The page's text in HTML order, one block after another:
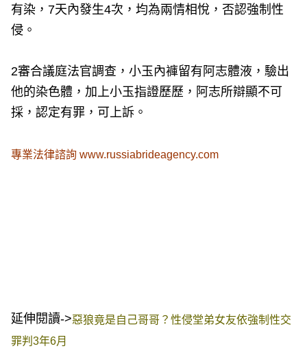
有染，7天內發生4次，均為兩情相悅，否認強制性
侵。
2審合議庭法官調查，小玉內褲留有阿志體液，驗出
他的染色體，加上小玉指證歷歷，阿志所辯顯不可
採，認定有罪，可上訴。
專業法律諮詢www.russiabrideagency.com
延伸閱讀->惡狼竟是自己哥哥？性侵堂弟女友依強制性交
罪判3年6月